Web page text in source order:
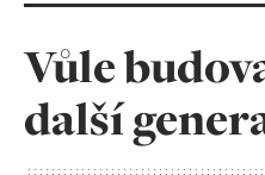
Vůle
další